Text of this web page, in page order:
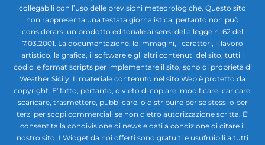
collegabili con l’uso delle previsioni meteorologiche. Questo sito
non rappresenta una testata giornalistica, pertanto non può
considerarsi un prodotto editoriale ai sensi della legge n. 62 del
7.03.2001. La documentazione, le immagini, i caratteri, il lavoro
artistico, la grafica, il software e gli altri contenuti del sito, tutti i
codici e format scripts per implementare il sito, sono di proprietà di
Weather Sicily. Il materiale contenuto nel sito Web è protetto da
copyright. E' fatto, pertanto, divieto di copiare, modificare, caricare,
scaricare, trasmettere, pubblicare, o distribuire per se stessi o per
terzi per scopi commerciali se non dietro autorizzazione scritta. E'
consentita la condivisione di news e dati a condizione di citare il
nostro sito. I Widget da noi offerti sono gratuiti e usufruibili a tutti